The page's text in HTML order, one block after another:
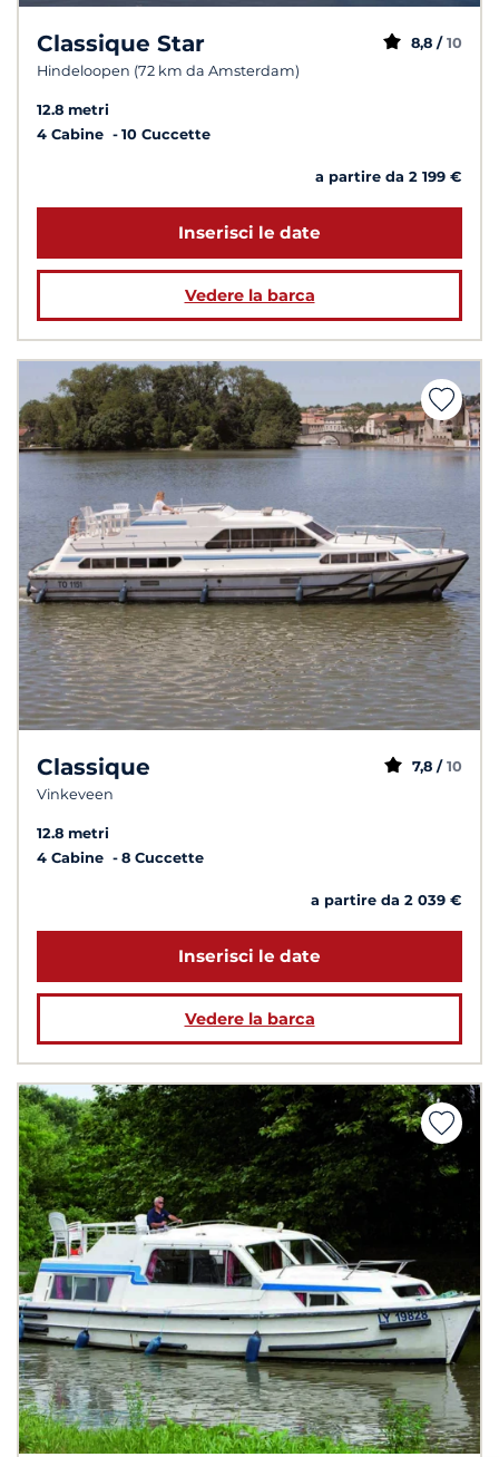
Classique Star
Hindeloopen (72 km da Amsterdam)
8,8 / 10
12.8 metri
4 Cabine
10 Cuccette
a partire da 2 199 €
Inserisci le date
Vedere la barca
Classique
Vinkeveen
7,8 / 10
12.8 metri
4 Cabine
8 Cuccette
a partire da 2 039 €
Inserisci le date
Vedere la barca